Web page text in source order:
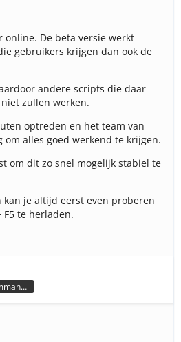
online. De beta versie werkt
gebruikers krijgen dan ook de
andere scripts die daar
zullen werken.
optreden en het team van
om alles goed werkend te krijgen.
om dit zo snel mogelijk stabiel te
kan je altijd eerst even proberen
F5 te herladen.
Adjunct-Hoofdcommandeur